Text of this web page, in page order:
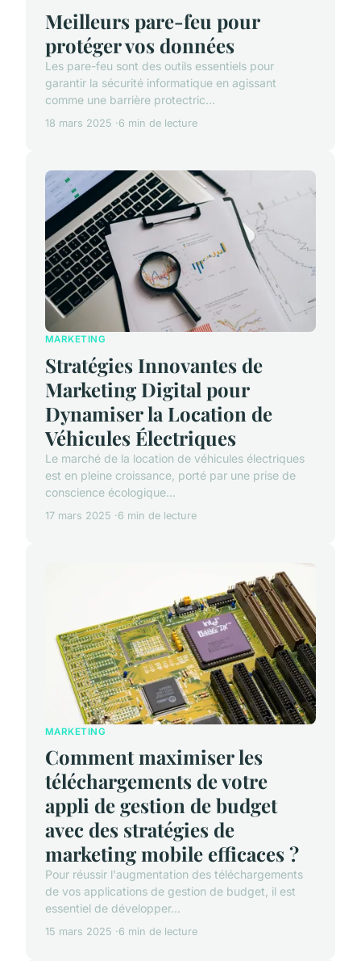
Meilleurs pare-feu pour
protéger vos données
Les pare-feu sont des outils essentiels pour
garantir la sécurité informatique en agissant
comme une barrière protectric...
18 mars 2025 6 min de lecture
MARKETING
Stratégies Innovantes de
Marketing Digital pour
Dynamiser la Location de
Véhicules Électriques
Le marché de la location de véhicules électriques
est en pleine croissance, porté par une prise de
conscience écologique...
17 mars 2025 6 min de lecture
MARKETING
Comment maximiser les
téléchargements de votre
appli de gestion de budget
avec des stratégies de
marketing mobile efficaces ?
Pour réussir l'augmentation des téléchargements
de vos applications de gestion de budget, il est
essentiel de développer...
15 mars 2025 6 min de lecture